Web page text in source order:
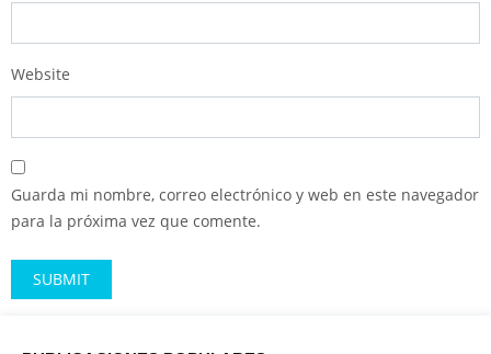
Website
Guarda mi nombre, correo electrónico y web en este navegador
para la próxima vez que comente.